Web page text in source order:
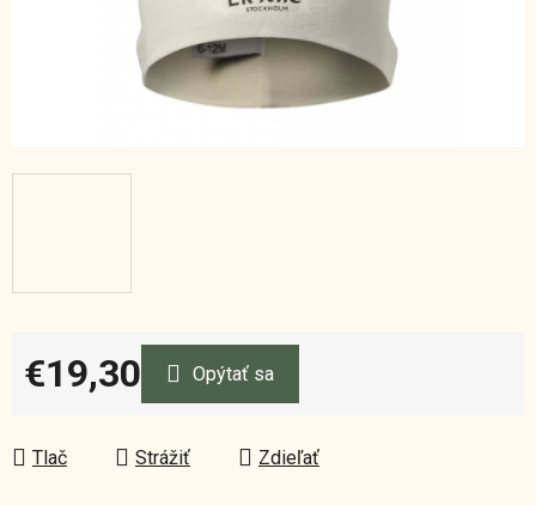
€19,30
Jednotková cena:
Opýtať sa
Tlač Strážiť Zdieľať